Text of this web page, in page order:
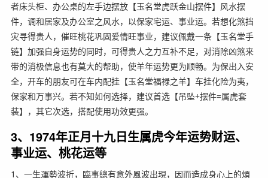
者床头柜、办公桌的左手边摆放【玉名堂虎跃金山摆件】风水摆
件，调和居家及办公室之风水，以保家宅运、事业运。若想化煞挡
灾寻得贵人，催旺桃花巩固爱情旺事业，建议佩戴一条【玉名堂手
链】加强自身运势的同时，可得贵人之力互补不足，对消除凶煞来
带的消极信息也有莫大的帮助，使羊年运势更为顺畅。为保出入安
全，开车的朋友可在车内配挂【玉名堂福禄之羊】车挂化险为夷，
保家和万事兴。若不知如何选择，建议首选【吊坠+摆件=属虎套
装】，其它次选，搭配使用功效更强。
3、1974年正月十九日生属虎今年运势财运、
事业运、桃花运等
1、一生運勢波折，臨事總有意外風波出現，因而造成身心上的煩